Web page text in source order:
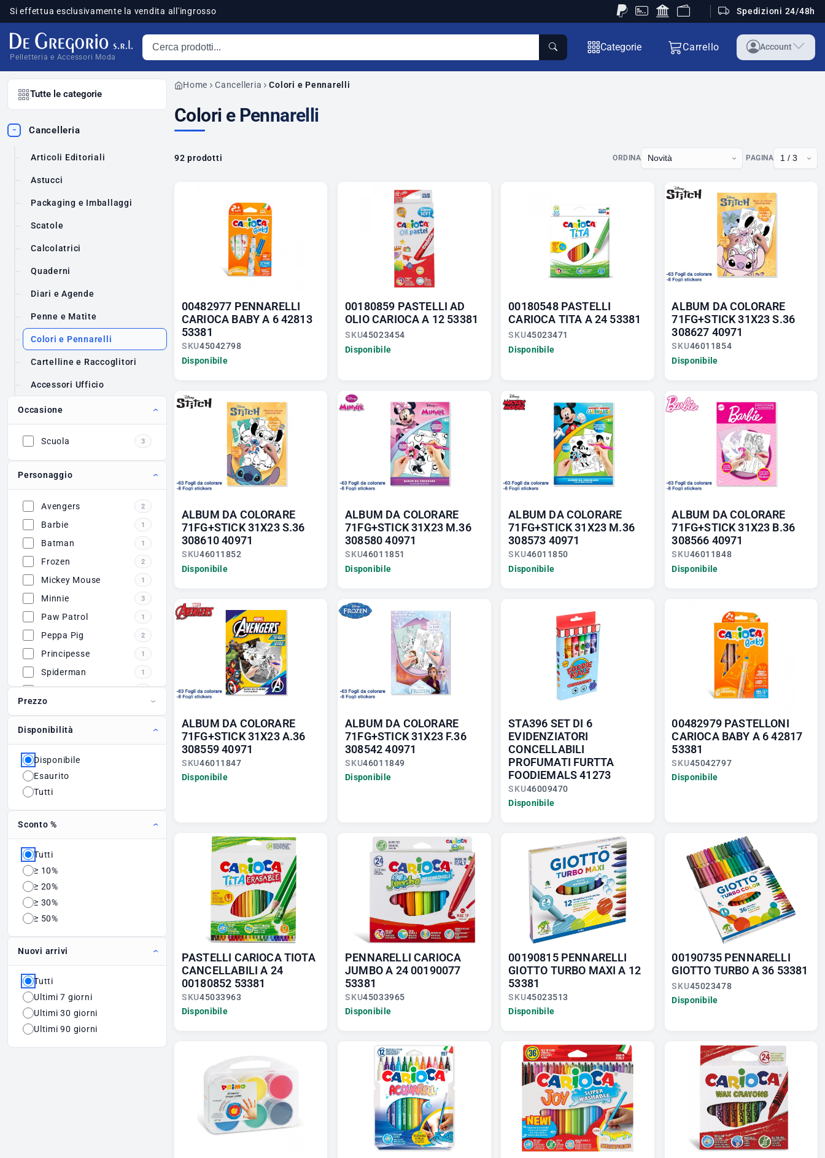
Si effettua esclusivamente la vendita all'ingrosso Spedizioni 24/48h
Pelletteria e Accessori Moda
Cerca prodotti
Categorie Carrello Account
Tutte le categorie
− Cancelleria
Articoli Editoriali
Astucci
Packaging e Imballaggi
Scatole
Calcolatrici
Quaderni
Diari e Agende
Penne e Matite
Colori e Pennarelli
Cartelline e Raccoglitori
Accessori Ufficio
Occasione
Scuola 3
Personaggio
Avengers 2
Barbie 1
Batman 1
Frozen 2
Mickey Mouse 1
Minnie 3
Paw Patrol 1
Peppa Pig 2
Principesse 1
Spiderman 1
Stitch
Prezzo
Disponibilità
Disponibile
Esaurito
Tutti
Sconto %
Tutti
≥ 10%
≥ 20%
≥ 30%
≥ 50%
Nuovi arrivi
Tutti
Ultimi 7 giorni
Ultimi 30 giorni
Ultimi 90 giorni
Home Cancelleria Colori e Pennarelli
Colori e Pennarelli
92 prodotti ORDINA PAGINA
00482977 PENNARELLI
CARIOCA BABY A 6 42813
53381
SKU45042798
Disponibile
00180859 PASTELLI AD
OLIO CARIOCA A 12 53381
SKU45023454
Disponibile
00180548 PASTELLI
CARIOCA TITA A 24 53381
SKU45023471
Disponibile
ALBUM DA COLORARE
71FG+STICK 31X23 S.36
308627 40971
SKU46011854
Disponibile
ALBUM DA COLORARE
71FG+STICK 31X23 S.36
308610 40971
SKU46011852
Disponibile
ALBUM DA COLORARE
71FG+STICK 31X23 M.36
308580 40971
SKU46011851
Disponibile
ALBUM DA COLORARE
71FG+STICK 31X23 M.36
308573 40971
SKU46011850
Disponibile
ALBUM DA COLORARE
71FG+STICK 31X23 B.36
308566 40971
SKU46011848
Disponibile
ALBUM DA COLORARE
71FG+STICK 31X23 A.36
308559 40971
SKU46011847
Disponibile
ALBUM DA COLORARE
71FG+STICK 31X23 F.36
308542 40971
SKU46011849
Disponibile
STA396 SET DI 6
EVIDENZIATORI
CONCELLABILI
PROFUMATI FURTTA
FOODIEMALS 41273
SKU46009470
Disponibile
00482979 PASTELLONI
CARIOCA BABY A 6 42817
53381
SKU45042797
Disponibile
PASTELLI CARIOCA TIOTA
CANCELLABILI A 24
00180852 53381
SKU45033963
Disponibile
PENNARELLI CARIOCA
JUMBO A 24 00190077
53381
SKU45033965
Disponibile
00190815 PENNARELLI
GIOTTO TURBO MAXI A 12
53381
SKU45023513
Disponibile
00190735 PENNARELLI
GIOTTO TURBO A 36 53381
SKU45023478
Disponibile